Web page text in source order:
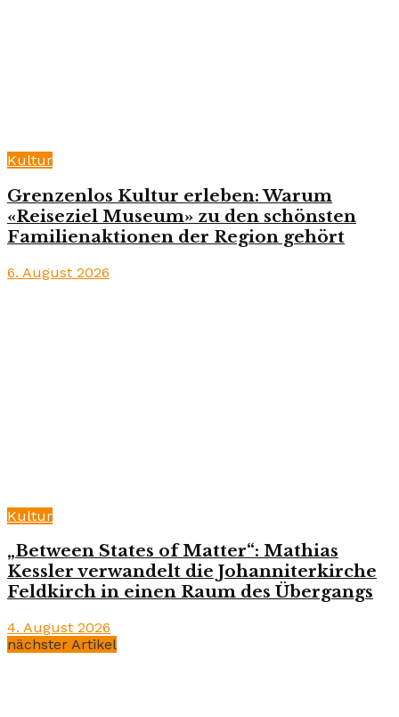
Kultur
Grenzenlos Kultur erleben: Warum
«Reiseziel Museum» zu den schönsten
Familienaktionen der Region gehört
6. August 2026
Kultur
„Between States of Matter“: Mathias
Kessler verwandelt die Johanniterkirche
Feldkirch in einen Raum des Übergangs
4. August 2026
nächster Artikel